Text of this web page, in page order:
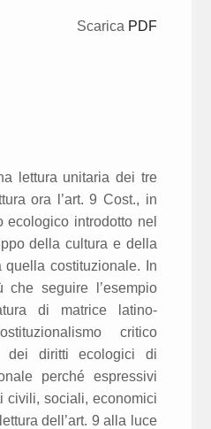
Scarica PDF
lettura unitaria dei tre
ora l’art. 9 Cost., in
introdotto nel
della cultura e della
quella costituzionale. In
che seguire l’esempio
di matrice latino-
critico
dei diritti ecologici di
perché espressivi
civili, sociali, economici
dell’art. 9 alla luce